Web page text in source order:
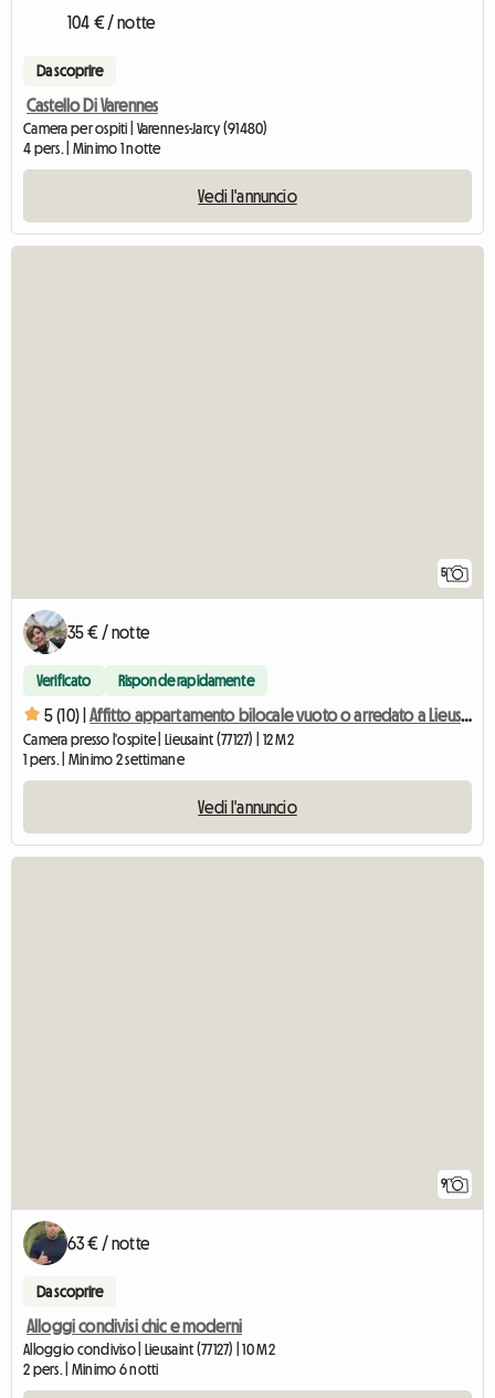
104 € / notte
Da scoprire
Castello Di Varennes
Camera per ospiti | Varennes-Jarcy (91480)
4 pers. | Minimo 1 notte
Vedi l'annuncio
5
35 € / notte
Verificato Risponde rapidamente
5 (10) | Affitto appartamento bilocale vuoto o arredato a Lieusaint
Camera presso l'ospite | Lieusaint (77127) | 12 M2
1 pers. | Minimo 2 settimane
Vedi l'annuncio
9
63 € / notte
Da scoprire
Alloggi condivisi chic e moderni
Alloggio condiviso | Lieusaint (77127) | 10 M2
2 pers. | Minimo 6 notti